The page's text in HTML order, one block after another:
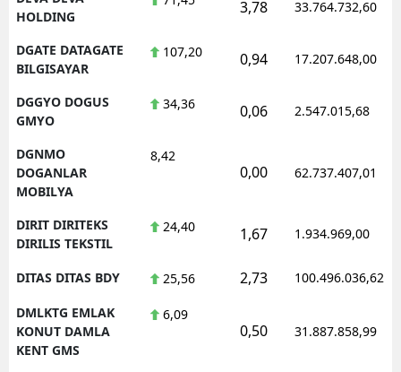
HOLDING
3,78 33.764.732,60
DGATE DATAGATE
BILGISAYAR
107,20 0,94 17.207.648,00
DGGYO DOGUS
GMYO
34,36 0,06 2.547.015,68
DGNMO
DOGANLAR
MOBILYA
8,42
0,00 62.737.407,01
DIRIT DIRITEKS
DIRILIS TEKSTIL
24,40 1,67 1.934.969,00
DITAS DITAS BDY 25,56 2,73 100.496.036,62
DMLKTG EMLAK
KONUT DAMLA
KENT GMS
6,09
0,50 31.887.858,99